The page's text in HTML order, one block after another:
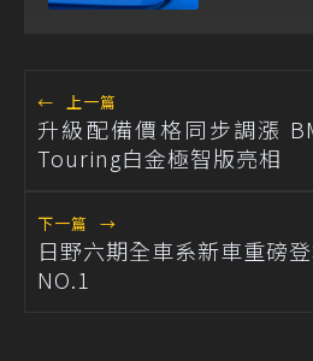
← 上一篇
升級配備價格同步調漲
Touring白金極智版亮相
下一篇 →
日野六期全車系新車重磅
NO.1